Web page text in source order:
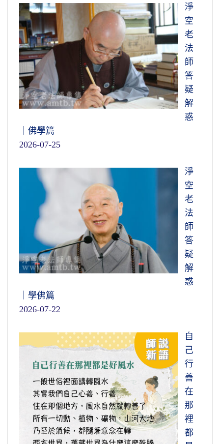
淨
空
老
法
師
答
疑
解
惑
｜佛學篇
2026-07-25
淨
空
老
法
師
答
疑
解
惑
｜學佛篇
2026-07-22
自
己
行
善
在
那
裡
都